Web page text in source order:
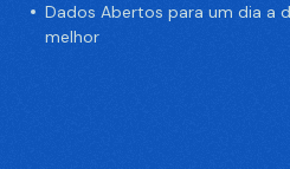
Dados Abertos para um dia a
melhor